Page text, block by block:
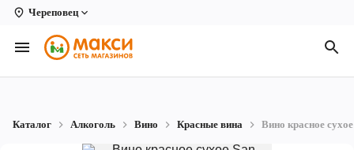
Череповец
Вологда
Архангельск
Каталог Алкоголь Вино Красные вина Вино красное